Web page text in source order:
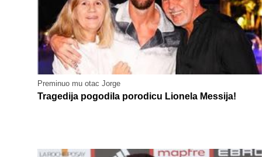
Preminuo mu otac Jorge
Tragedija pogodila porodicu Lionela Messija!